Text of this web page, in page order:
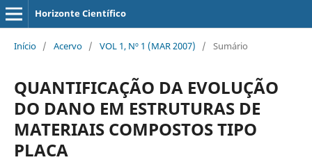
Horizonte Científico
Início / Acervo / VOL 1, Nº 1 (MAR 2007) / Sumário
QUANTIFICAÇÃO DA EVOLUÇÃO
DO DANO EM ESTRUTURAS DE
MATERIAIS COMPOSTOS TIPO
PLACA